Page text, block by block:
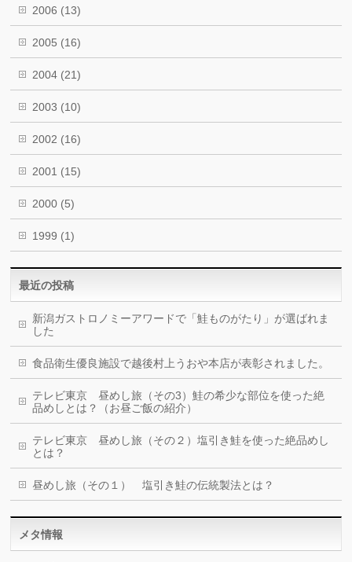
2006 (13)
2005 (16)
2004 (21)
2003 (10)
2002 (16)
2001 (15)
2000 (5)
1999 (1)
最近の投稿
新潟ガストロノミーアワードで「鮭ものがたり」が選ばれま
した
食品衛生優良施設で越後村上うおや本店が表彰されました。
テレビ東京 昼めし旅（その3）鮭の希少な部位を使った絶
品めしとは？（お昼ご飯の紹介）
テレビ東京 昼めし旅（その２）塩引き鮭を使った絶品めし
とは？
昼めし旅（その１） 塩引き鮭の伝統製法とは？
メタ情報